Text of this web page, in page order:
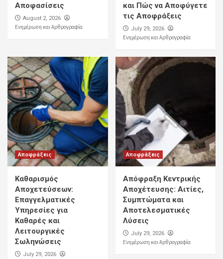
Αποφασίσεις
August 2, 2026
Ενημέρωση και Αρθρογραφία
και Πώς να Αποφύγετε
τις Αποφράξεις
July 29, 2026
Ενημέρωση και Αρθρογραφία
Αποφράξεις
Καθαρισμός
Αποχετεύσεων:
Επαγγελματικές
Υπηρεσίες για
Καθαρές και
Λειτουργικές
Σωληνώσεις
July 29, 2026
Αποφράξεις
Απόφραξη Κεντρικής
Αποχέτευσης: Αιτίες,
Συμπτώματα και
Αποτελεσματικές
Λύσεις
July 29, 2026
Ενημέρωση και Αρθρογραφία